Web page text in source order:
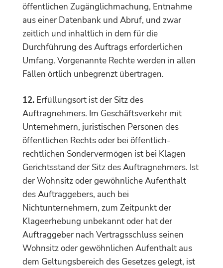
öffentlichen Zugänglichmachung, Entnahme
aus einer Datenbank und Abruf, und zwar
zeitlich und inhaltlich in dem für die
Durchführung des Auftrags erforderlichen
Umfang. Vorgenannte Rechte werden in allen
Fällen örtlich unbegrenzt übertragen.
12.Erfüllungsort ist der Sitz des
Auftragnehmers. Im Geschäftsverkehr mit
Unternehmern, juristischen Personen des
öffentlichen Rechts oder bei öffentlich-
rechtlichen Sondervermögen ist bei Klagen
Gerichtsstand der Sitz des Auftragnehmers. Ist
der Wohnsitz oder gewöhnliche Aufenthalt
des Auftraggebers, auch bei
Nichtunternehmern, zum Zeitpunkt der
Klageerhebung unbekannt oder hat der
Auftraggeber nach Vertragsschluss seinen
Wohnsitz oder gewöhnlichen Aufenthalt aus
dem Geltungsbereich des Gesetzes gelegt, ist